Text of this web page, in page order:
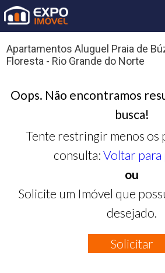
Apartamentos Aluguel Praia de
Floresta - Rio Grande do Norte
Oops. Não encontramos
busca!
Tente restringir menos os
consulta: Voltar para
ou
Solicite um Imóvel que
desejado.
Solicitar